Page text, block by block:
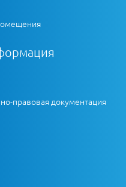
правовая документация